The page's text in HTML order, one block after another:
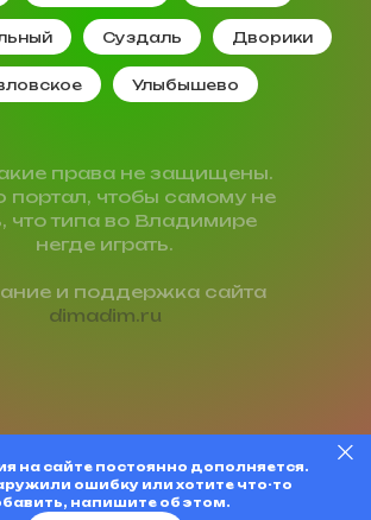
Суздаль Дворики
Улыбышево
права не защищены.
портал, чтобы самому не
что типа во Владимире
негде играть.
и поддержка сайта
dimadim.ru
на сайте постоянно дополняется.
ошибку или хотите что-то
напишите об этом.